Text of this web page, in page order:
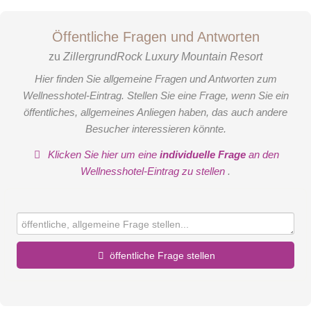
-Großes Deluxe-Bad mit Badewanne oder Dusche,
-Kosmetikspiegel, Waschbecken, teilweise separates WC
-Balkon/Loggia mit komfortablen Hängekörben
Wellnessmassage
Körperschlankbehandlung mit verschiedenen Ölen zur Wahl.
Sie dient zur Entgiftung, Reduzierung und Straffung des
Bindegewebes. Außerdem dient diese Massage zur
Reaktivierung des Stoffwechsels.
Öffentliche Fragen und Antworten
zu ZillergrundRock Luxury Mountain Resort
Hier finden Sie allgemeine Fragen und Antworten zum
Wellnesshotel-Eintrag. Stellen Sie eine Frage, wenn Sie ein
öffentliches, allgemeines Anliegen haben, das auch andere
Besucher interessieren könnte.
Klicken Sie hier um eineindividuelle Frage an den
Wellnesshotel-Eintrag zu stellen .
öffentliche Frage stellen